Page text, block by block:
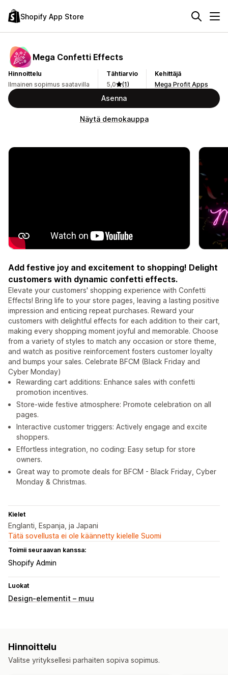
Shopify App Store
Mega Confetti Effects
Hinnoittelu
Ilmainen sopimus saatavilla
Tähtiarvio
5,0
(1)
Kehittäjä
Mega Profit Apps
Asenna
Näytä demokauppa
Add festive joy and excitement to shopping! Delight
customers with dynamic confetti effects.
Elevate your customers' shopping experience with Confetti
Effects! Bring life to your store pages, leaving a lasting positive
impression and enticing repeat purchases. Reward your
customers with delightful effects for each addition to their cart,
making every shopping moment joyful and memorable. Choose
from a variety of styles to match any occasion or store theme,
and watch as positive reinforcement fosters customer loyalty
and bumps your sales. Celebrate BFCM (Black Friday and
Cyber Monday)
Rewarding cart additions: Enhance sales with confetti
promotion incentives.
Store-wide festive atmosphere: Promote celebration on all
pages.
Interactive customer triggers: Actively engage and excite
shoppers.
Effortless integration, no coding: Easy setup for store
owners.
Great way to promote deals for BFCM - Black Friday, Cyber
Monday & Christmas.
Kielet
Englanti, Espanja, ja Japani
Tätä sovellusta ei ole käännetty kielelle Suomi
Toimii seuraavan kanssa:
Shopify Admin
Luokat
Design-elementit – muu
Hinnoittelu
Valitse yrityksellesi parhaiten sopiva sopimus.